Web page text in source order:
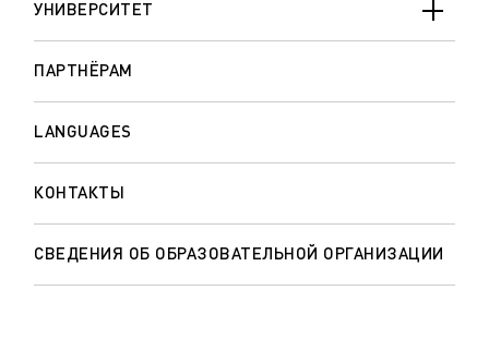
УНИВЕРСИТЕТ
ПАРТНЁРАМ
LANGUAGES
КОНТАКТЫ
СВЕДЕНИЯ ОБ ОБРАЗОВАТЕЛЬНОЙ ОРГАНИЗАЦИИ